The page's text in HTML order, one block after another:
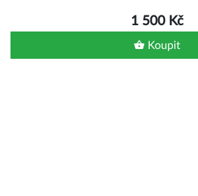
1 500 Kč
Koupit